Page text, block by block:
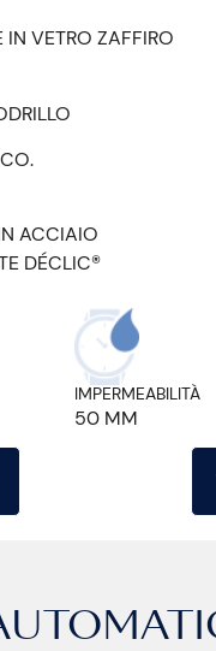
IN VETRO ZAFFIRO
ACCIAIO
DÉCLIC®
IMPERMEABILITÀ
50 MM